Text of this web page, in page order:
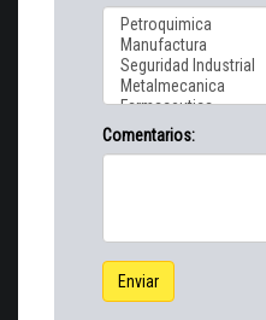
Comentarios:
Enviar